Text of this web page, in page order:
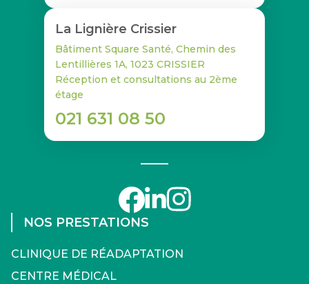
La Lignière Crissier
Bâtiment Square Santé, Chemin des
Lentillières 1A, 1023 CRISSIER
Réception et consultations au 2ème
étage
021 631 08 50
NOS PRESTATIONS
CLINIQUE DE RÉADAPTATION
CENTRE MÉDICAL